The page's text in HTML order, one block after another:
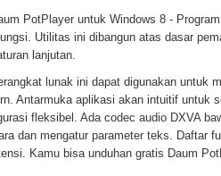
PotPlayer untuk Windows 8 -
Utilitas ini dibangun atas dasar
lanjutan.
lunak ini dapat digunakan untuk
Antarmuka aplikasi akan intuitif untuk
fleksibel. Ada codec audio DXVA
dan mengatur parameter teks. Daftar
Kamu bisa unduhan gratis Daum